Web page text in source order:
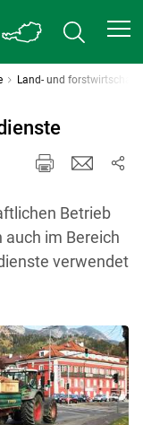
Land- und
Betrieb
im Bereich
verwendet